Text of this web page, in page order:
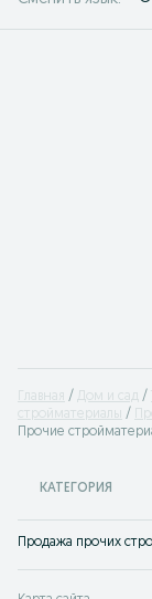
Главная Дом и сад
стройматериалы
Прочие
КАТЕГОРИЯ
Продажа прочих